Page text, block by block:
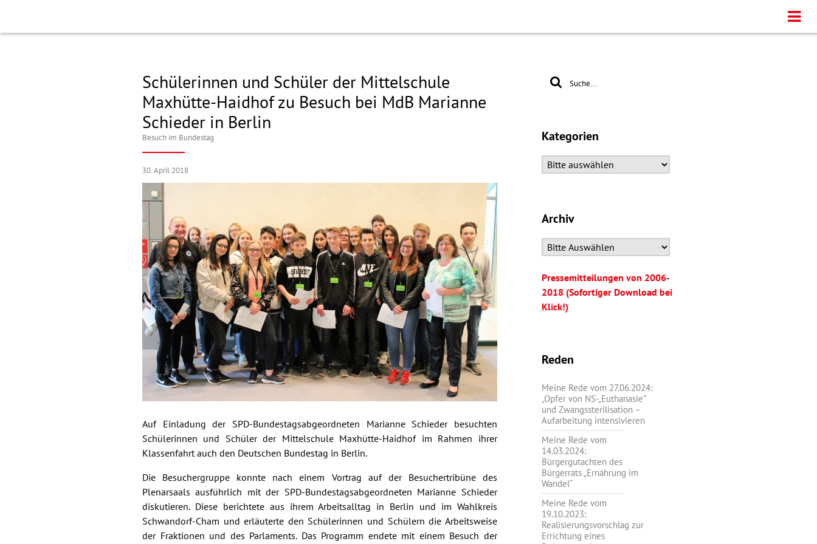
Schülerinnen und Schüler der Mittelschule
Maxhütte-Haidhof zu Besuch bei MdB Marianne
Schieder in Berlin
Besuch im Bundestag
30. April 2018
Auf Einladung der SPD-Bundestagsabgeordneten Marianne Schieder besuchten
Schülerinnen und Schüler der Mittelschule Maxhütte-Haidhof im Rahmen ihrer
Klassenfahrt auch den Deutschen Bundestag in Berlin.
Die Besuchergruppe konnte nach einem Vortrag auf der Besuchertribüne des
Plenarsaals ausführlich mit der SPD-Bundestagsabgeordneten Marianne Schieder
diskutieren. Diese berichtete aus ihrem Arbeitsalltag in Berlin und im Wahlkreis
Schwandorf-Cham und erläuterte den Schülerinnen und Schülern die Arbeitsweise
der Fraktionen und des Parlaments. Das Programm endete mit einem Besuch der
Kategorien
Archiv
Pressemitteilungen von 2006-
2018 (Sofortiger Download bei
Klick!)
Reden
Meine Rede vom 27.06.2024:
„Opfer von NS-„Euthanasie”
und Zwangssterilisation –
Aufarbeitung intensivieren
Meine Rede vom
14.03.2024:
Bürgergutachten des
Bürgerrats „Ernährung im
Wandel“
Meine Rede vom
19.10.2023:
Realisierungsvorschlag zur
Errichtung eines